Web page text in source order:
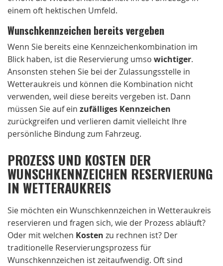
einem oft hektischen Umfeld.
Wunschkennzeichen bereits vergeben
Wenn Sie bereits eine Kennzeichenkombination im
Blick haben, ist die Reservierung umso wichtiger.
Ansonsten stehen Sie bei der Zulassungsstelle in
Wetteraukreis und können die Kombination nicht
verwenden, weil diese bereits vergeben ist. Dann
müssen Sie auf ein zufälliges Kennzeichen
zurückgreifen und verlieren damit vielleicht Ihre
persönliche Bindung zum Fahrzeug.
PROZESS UND KOSTEN DER
WUNSCHKENNZEICHEN RESERVIERUNG
IN WETTERAUKREIS
Sie möchten ein Wunschkennzeichen in Wetteraukreis
reservieren und fragen sich, wie der Prozess abläuft?
Oder mit welchen Kosten zu rechnen ist? Der
traditionelle Reservierungsprozess für
Wunschkennzeichen ist zeitaufwendig. Oft sind